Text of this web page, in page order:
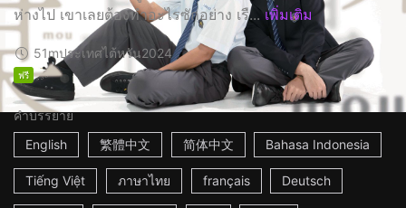
ห่างไป เขาเลยต้องทำอะไรซักอย่าง เรื... เพิ่มเติม
51mประเทศไต้หวัน2024
ฟรี
คำบรรยาย
English
繁體中文 简体中文 Bahasa Indonesia
Tiếng Việt ภาษาไทย français Deutsch